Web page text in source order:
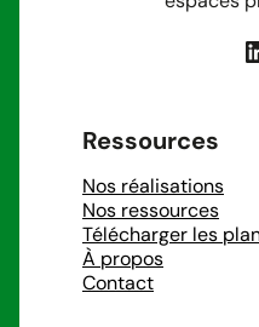
Ressources
Nos réalisations
Nos ressources
Télécharger les
À propos
Contact